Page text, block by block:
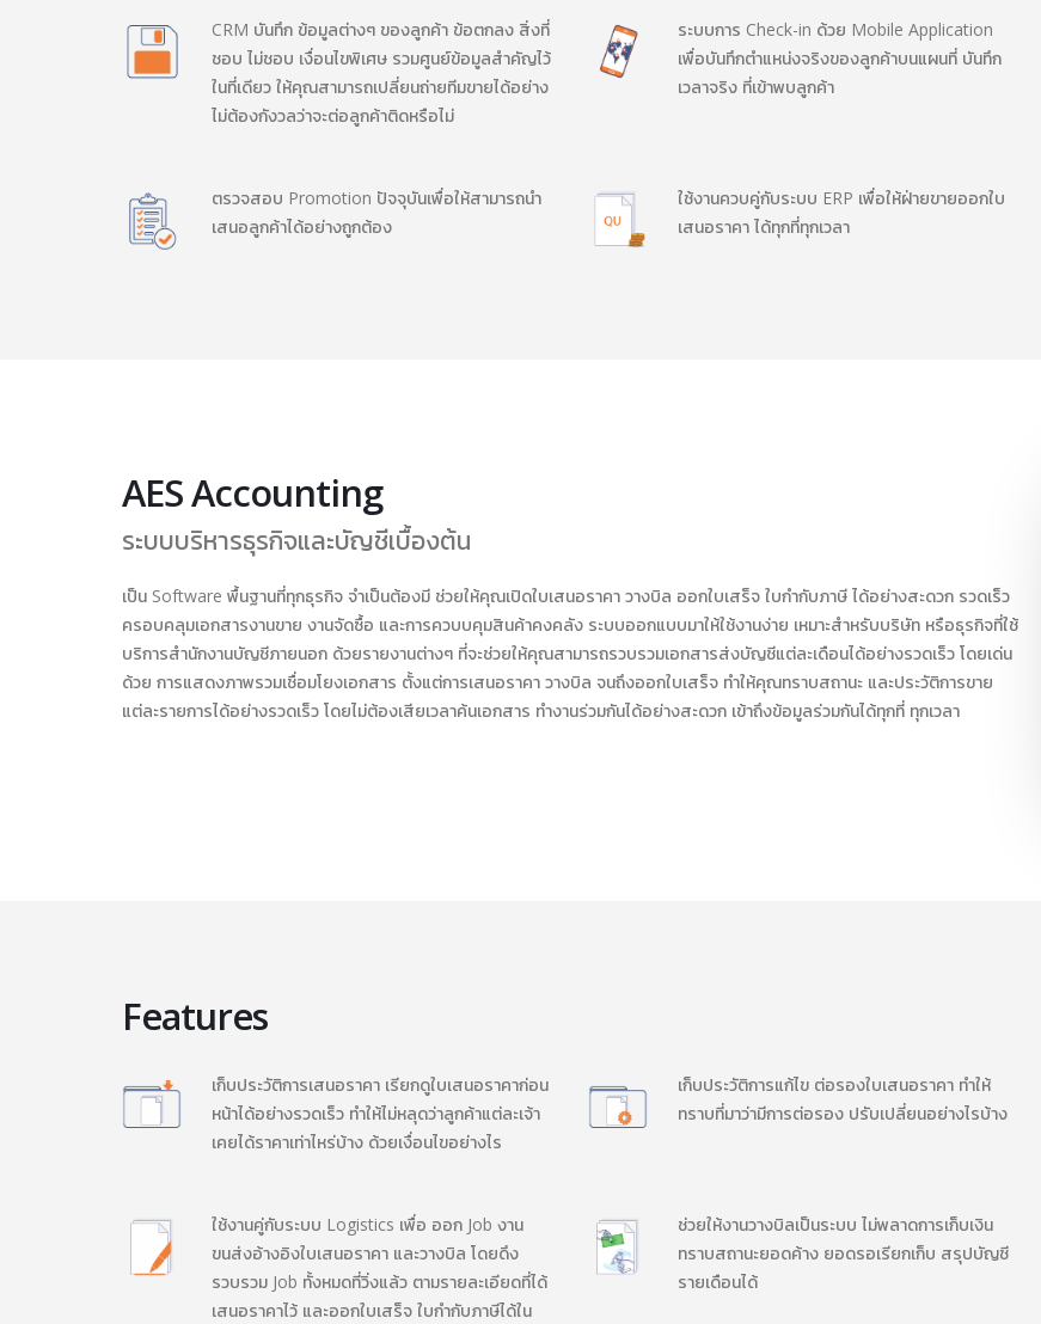
CRM บันทึก ข้อมูลต่างๆ ของลูกค้า ข้อตกลง สิ่งที่
ชอบ ไม่ชอบ เงื่อนไขพิเศษ รวมศูนย์ข้อมูลสำคัญไว้
ในที่เดียว ให้คุณสามารถเปลี่ยนถ่ายทีมขายได้อย่าง
ไม่ต้องกังวลว่าจะต่อลูกค้าติดหรือไม่
ระบบการ Check-in ด้วย Mobile Application
เพื่อบันทึกตำแหน่งจริงของลูกค้าบนแผนที่ บันทึก
เวลาจริง ที่เข้าพบลูกค้า
ตรวจสอบ Promotion ปัจจุบันเพื่อให้สามารถนำ
เสนอลูกค้าได้อย่างถูกต้อง
ใช้งานควบคู่กับระบบ ERP เพื่อให้ฝ่ายขายออกใบ
เสนอราคา ได้ทุกที่ทุกเวลา
AES Accounting
ระบบบริหารธุรกิจและบัญชีเบื้องต้น
เป็น Software พื้นฐานที่ทุกธุรกิจ จำเป็นต้องมี ช่วยให้คุณเปิดใบเสนอราคา วางบิล ออกใบเสร็จ ใบกำกับภาษี ได้อย่างสะดวก รวดเร็ว
ครอบคลุมเอกสารงานขาย งานจัดซื้อ และการควบบคุมสินค้าคงคลัง ระบบออกแบบมาให้ใช้งานง่าย เหมาะสำหรับบริษัท หรือธุรกิจที่ใช้
บริการสำนักงานบัญชีภายนอก ด้วยรายงานต่างๆ ที่จะช่วยให้คุณสามารถรวบรวมเอกสารส่งบัญชีแต่ละเดือนได้อย่างรวดเร็ว โดยเด่น
ด้วย การแสดงภาพรวมเชื่อมโยงเอกสาร ตั้งแต่การเสนอราคา วางบิล จนถึงออกใบเสร็จ ทำให้คุณทราบสถานะ และประวัติการขาย
แต่ละรายการได้อย่างรวดเร็ว โดยไม่ต้องเสียเวลาค้นเอกสาร ทำงานร่วมกันได้อย่างสะดวก เข้าถึงข้อมูลร่วมกันได้ทุกที่ ทุกเวลา
Features
เก็บประวัติการเสนอราคา เรียกดูใบเสนอราคาก่อน
หน้าได้อย่างรวดเร็ว ทำให้ไม่หลุดว่าลูกค้าแต่ละเจ้า
เคยได้ราคาเท่าไหร่บ้าง ด้วยเงื่อนไขอย่างไร
เก็บประวัติการแก้ไข ต่อรองใบเสนอราคา ทำให้
ทราบที่มาว่ามีการต่อรอง ปรับเปลี่ยนอย่างไรบ้าง
ใช้งานคู่กับระบบ Logistics เพื่อ ออก Job งาน
ขนส่งอ้างอิงใบเสนอราคา และวางบิล โดยดึง
รวบรวม Job ทั้งหมดที่วิ่งแล้ว ตามรายละเอียดที่ได้
เสนอราคาไว้ และออกใบเสร็จ ใบกำกับภาษีได้ใน
ช่วยให้งานวางบิลเป็นระบบ ไม่พลาดการเก็บเงิน
ทราบสถานะยอดค้าง ยอดรอเรียกเก็บ สรุปบัญชี
รายเดือนได้